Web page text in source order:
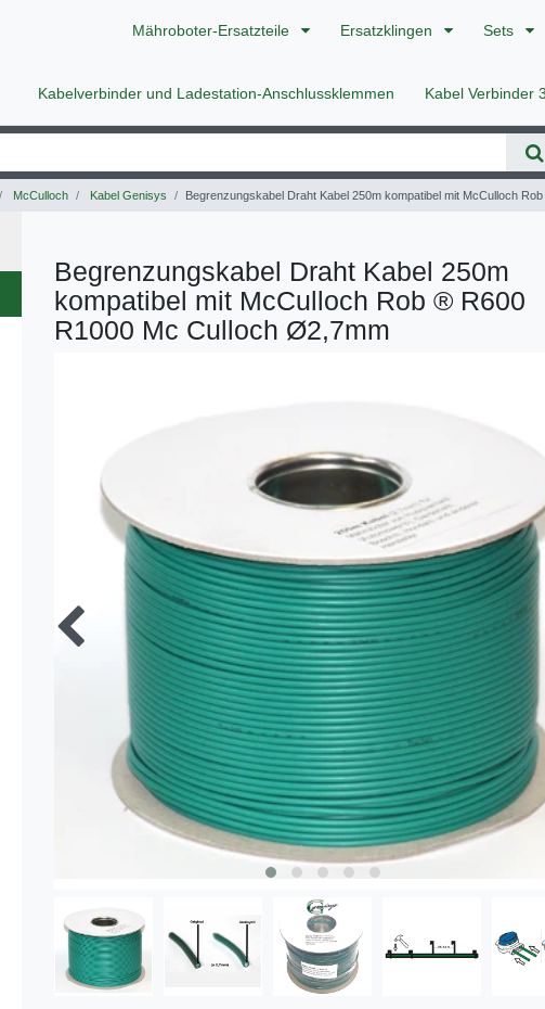
Mähroboter-Ersatzteile Ersatzklingen Sets
Kabelverbinder und Ladestation-Anschlussklemmen Kabel Verbinder
McCulloch Kabel Genisys Begrenzungskabel Draht Kabel 250m kompatibel mit McCulloch
Begrenzungskabel Draht Kabel 250m
kompatibel mit McCulloch Rob ® R600
R1000 Mc Culloch Ø2,7mm